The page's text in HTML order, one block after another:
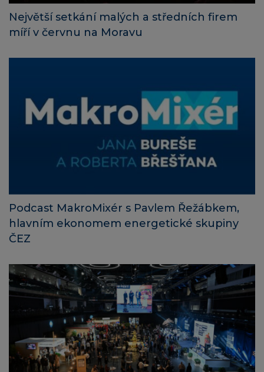
Největší setkání malých a středních firem
míří v červnu na Moravu
Podcast MakroMixér s Pavlem Řežábkem,
hlavním ekonomem energetické skupiny
ČEZ